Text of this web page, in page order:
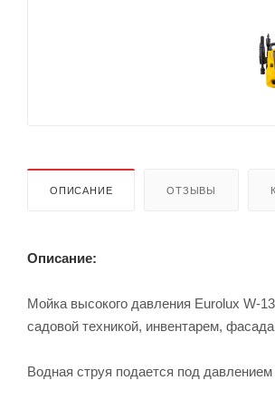
ОПИСАНИЕ ОТЗЫВЫ
Описание:
Мойка высокого давления Eurolux W-
садовой техникой, инвентарем,
Водная струя подается под